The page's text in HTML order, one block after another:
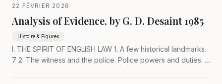
22 FÉVRIER 2026
Analysis of Evidence, by G. D. Desaint 1985
Histoire & Figures
I. THE SPIRIT OF ENGLISH LAW 1. A few historical landmarks.
7 2. The witness and the police. Police powers and duties. 11